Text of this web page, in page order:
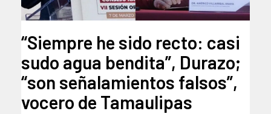
“Siempre he sido recto: casi
sudo agua bendita”, Durazo;
“son señalamientos falsos”,
vocero de Tamaulipas